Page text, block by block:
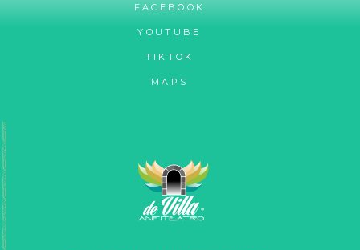
FACEBOOK
YOUTUBE
TIKTOK
MAPS